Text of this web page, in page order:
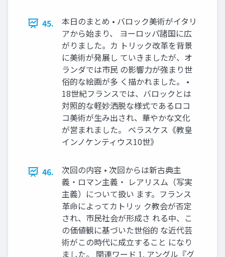
45.
本日のまとめ • バロック美術がイタリ
アから始まり、 ヨーロッパ諸国に広
がりました。カ トリック改革を背景
に美術が発展し ていきましたが、オ
ランダでは市民 の影響力が強まり世
俗的な絵画が多 く描かれました。 •
18世紀フランスでは、バロックとは
対照的な軽妙洒脱な様式であるロコ
コ美術が生み出され、華やかな文化
が営まれました。 ベラスケス《教皇
インノケンティウス10世》
46.
次回の内容 • 次回からは新古典主
義・ロマン主義・ レアリスム（写実
主義）について扱い ます。フランス
革命によってカトリッ ク教会が否定
され、市民社会が形成さ れる中、こ
の価値観に基づいた世俗的 な近代芸
術がこの時代に成立すること になり
ました。 関連ワード 1. アングル『グ